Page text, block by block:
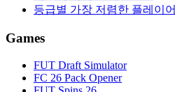
등급별 가장 저렴한 플레이어
Games
FUT Draft Simulator
FC 26 Pack Opener